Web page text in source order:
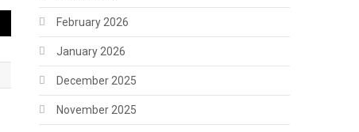
February 2026
January 2026
December 2025
November 2025